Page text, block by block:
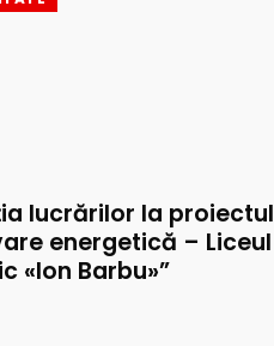
lucrărilor la proiectul
energetică – Liceul
«Ion Barbu»”